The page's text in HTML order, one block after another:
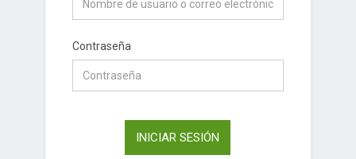
Contraseña
INICIAR SESIÓN